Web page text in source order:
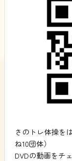
さのトレ体操を
ね10団体）
DVDの動画をチ